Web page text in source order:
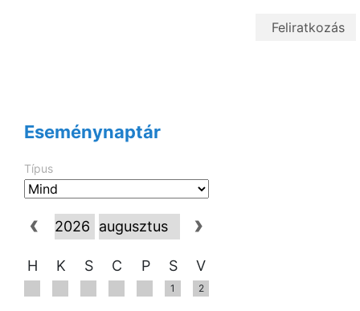
Eseménynaptár
Típus
H K S C P S V
1 2